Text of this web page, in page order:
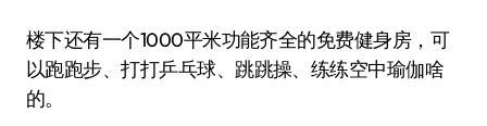
楼下还有一个1000平米功能齐全的免费健身房，可
以跑跑步、打打乒乓球、跳跳操、练练空中瑜伽啥
的。